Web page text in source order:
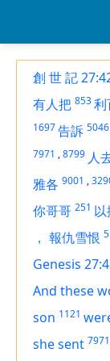
創 世 記
有人把 853利
1697告訴 5046
7971 ,8799 人
雅各 9001 ,
你哥哥 251
， 報仇雪恨
Genesis
And these
son 1121
she sent 7971